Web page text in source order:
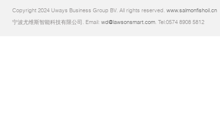
Copyright 2024 Uways Business Group BV. All rights reserved. www.salmonfishoil.cn
宁波尤维斯智能科技有限公司. Email: wd@lawsonsmart.com. Tel:0574 8908 5812